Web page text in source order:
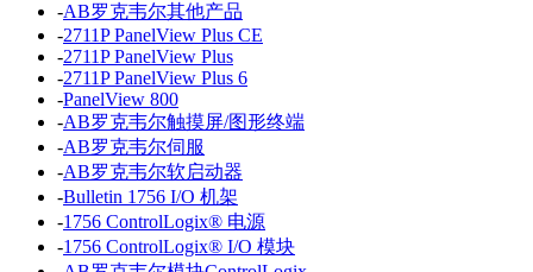
-AB罗克韦尔其他产品
-2711P PanelView Plus CE
-2711P PanelView Plus
-2711P PanelView Plus 6
-PanelView 800
-AB罗克韦尔触摸屏/图形终端
-AB罗克韦尔伺服
-AB罗克韦尔软启动器
-Bulletin 1756 I/O 机架
-1756 ControlLogix® 电源
-1756 ControlLogix® I/O 模块